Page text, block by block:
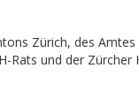
Zürich, des
Rats und der